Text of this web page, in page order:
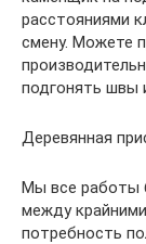
расстояниями
смену. Можете
подгонять швы
Деревянная
Мы все работы
между
потребность